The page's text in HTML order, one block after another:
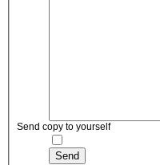
Send copy to yourself
Send